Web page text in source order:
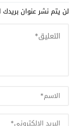
لن يتم نشر عنوان بريدك